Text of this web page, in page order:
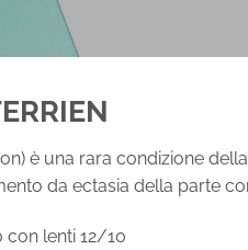
è una rara condizione
da ectasia della parte
con lenti 12/10